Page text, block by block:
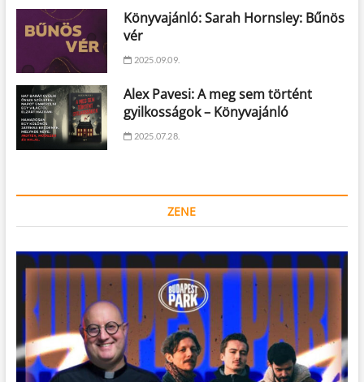
Könyvajánló: Sarah Hornsley: Bűnös
vér
2025.09.09.
Alex Pavesi: A meg sem történt
gyilkosságok – Könyvajánló
2025.07.28.
ZENE